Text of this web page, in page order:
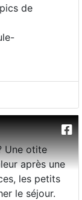
de
Une otite
après une
les petits
le séjour.